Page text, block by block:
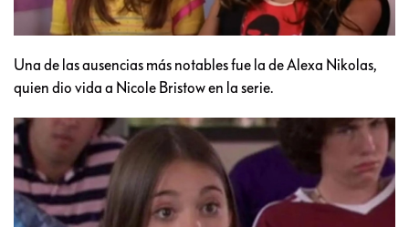
Una de las ausencias más notables fue la de Alexa Nikolas,
quien dio vida a Nicole Bristow en la serie.